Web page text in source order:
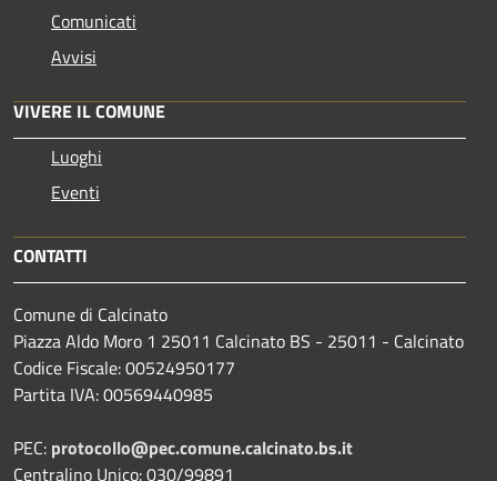
Comunicati
Avvisi
VIVERE IL COMUNE
Luoghi
Eventi
CONTATTI
Comune di Calcinato
Piazza Aldo Moro 1 25011 Calcinato BS - 25011 - Calcinato
Codice Fiscale: 00524950177
Partita IVA: 00569440985
PEC: protocollo@pec.comune.calcinato.bs.it
Centralino Unico: 030/99891